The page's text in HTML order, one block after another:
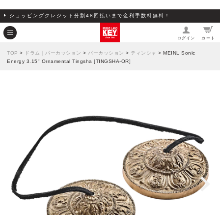
ショッピングクレジット分割48回払いまで金利手数料無料！
ログイン カート
TOP > ドラム｜パーカッション > パーカッション > ティンシャ > MEINL Sonic
Energy 3.15" Ornamental Tingsha [TINGSHA-OR]